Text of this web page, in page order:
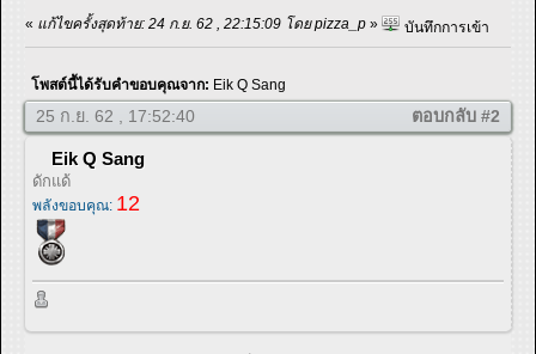
« แก้ไขครั้งสุดท้าย: 24 ก.ย. 62 , 22:15:09 โดย pizza_p » บันทึกการเข้า
โพสต์นี้ได้รับคำขอบคุณจาก: Eik Q Sang
25 ก.ย. 62 , 17:52:40 ตอบกลับ #2
Eik Q Sang
ดักแด้
พลังขอบคุณ: 12